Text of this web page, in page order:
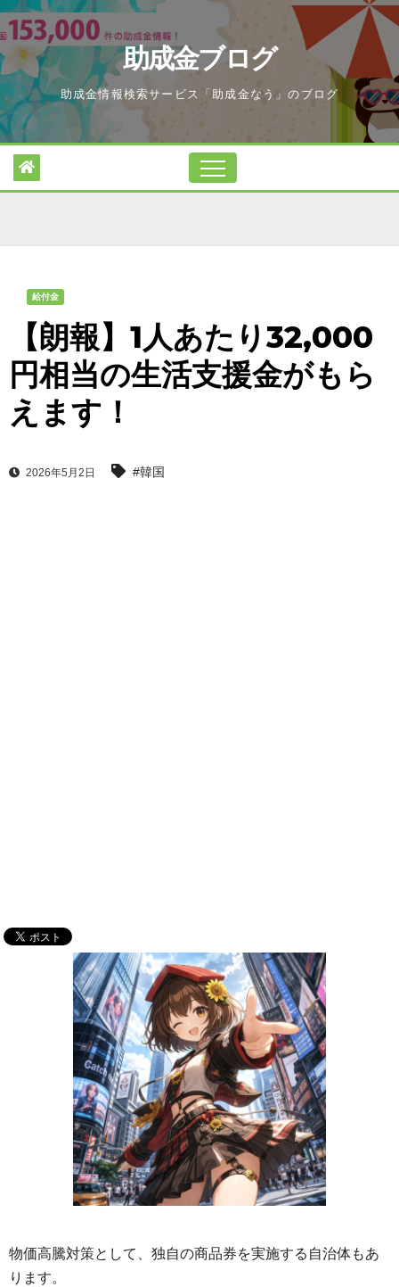
Skip
to
content
助成金ブログ
助成金情報検索サービス「助成金なう」のブログ
給付金
【朗報】1人あたり32,000
円相当の生活支援金がもら
えます！
2026年5月2日 #韓国
物価高騰対策として、独自の商品券を実施する自治体もあ
ります。